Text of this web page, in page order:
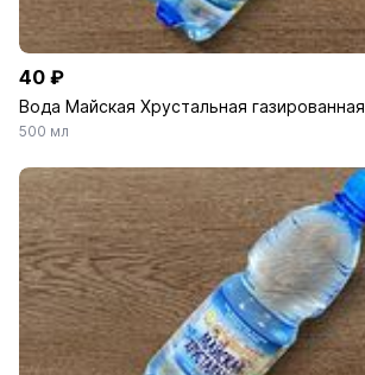
40 ₽
Вода Майская Хрустальная газированная
500 мл